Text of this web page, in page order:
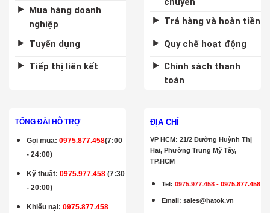
Mua hàng doanh
nghiệp
Tuyển dụng
Tiếp thị liên kết
Trả hàng và hoàn tiền
Quy chế hoạt động
Chính sách thanh
toán
TỔNG ĐÀI HỖ TRỢ
Gọi mua:0975.877.458(7:00
- 24:00)
Kỹ thuật:0975.977.458 (7:30
- 20:00)
Khiếu nại: 0975.877.458
ĐỊA CHỈ
VP HCM: 21/2 Đường Huỳnh Thị
Hai, Phường Trung Mỹ Tây,
TP.HCM
Tel:0975.977.458 -0975.877.458
Email:sales@hatok.vn